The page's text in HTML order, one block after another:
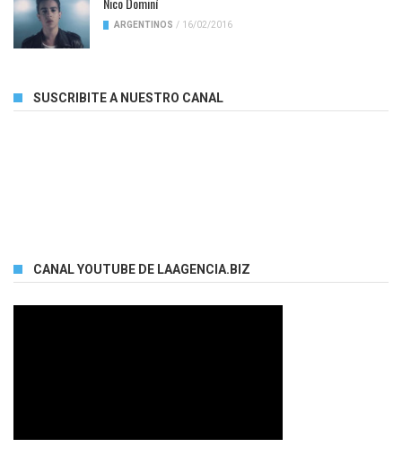
ARGENTINOS / 16/02/2016
SUSCRIBITE A NUESTRO CANAL
CANAL YOUTUBE DE LAAGENCIA.BIZ